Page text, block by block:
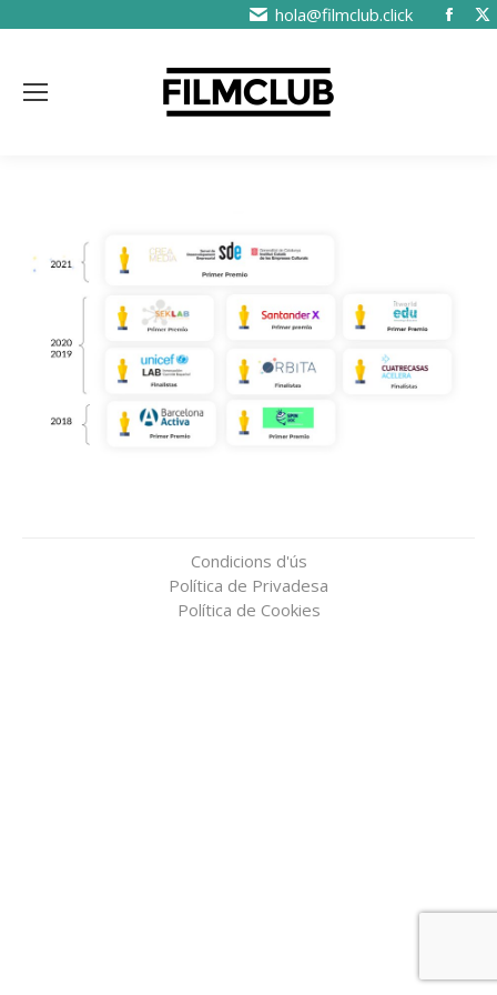
hola@filmclub.click
Condicions d'ús
Política de Privadesa
Política de Cookies